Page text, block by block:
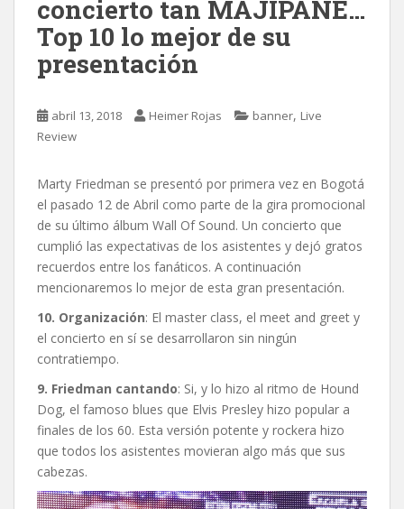
concierto tan MAJIPANE…
Top 10 lo mejor de su
presentación
abril 13, 2018 Heimer Rojas banner, Live
Review
Marty Friedman se presentó por primera vez en Bogotá
el pasado 12 de Abril como parte de la gira promocional
de su último álbum Wall Of Sound. Un concierto que
cumplió las expectativas de los asistentes y dejó gratos
recuerdos entre los fanáticos. A continuación
mencionaremos lo mejor de esta gran presentación.
10. Organización: El master class, el meet and greet y
el concierto en sí se desarrollaron sin ningún
contratiempo.
9. Friedman cantando: Si, y lo hizo al ritmo de Hound
Dog, el famoso blues que Elvis Presley hizo popular a
finales de los 60. Esta versión potente y rockera hizo
que todos los asistentes movieran algo más que sus
cabezas.